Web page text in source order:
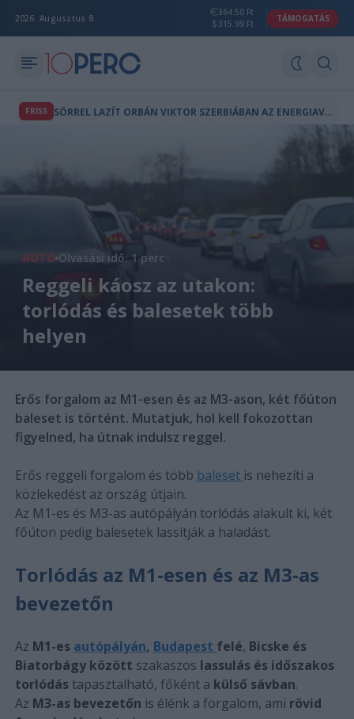
2026. Augusztus 8.
364.50 Ft
315.99 Ft
TÁMOGATÁS
FRISS S
ÖRREL LAZÍT ORBÁN VIKTOR SZERBIÁBAN AZ ENERGIAVÁLSÁG ALATT
AUTÓ Olvasási idő: 1 perc
Reggeli káosz az utakon:
torlódás és balesetek több
helyen
Erős forgalom az M1-esen és az M3-ason, két főúton
baleset is történt. Mutatjuk, hol kell fokozottan
figyelned, ha útnak indulsz reggel.
Erős reggeli forgalom és több baleset is nehezíti a
közlekedést az ország útjain.
Az M1-es és M3-as autópályán torlódás alakult ki, két
főúton pedig balesetek lassítják a haladást.
Torlódás az M1-esen és az M3-as
bevezetőn
Az M1-es autópályán, Budapest felé, Bicske és
Biatorbágy között szakaszos lassulás és időszakos
torlódástapasztalható, főként a külső sávban.
Az M3-as bevezetőn is élénk a forgalom, ami rövid